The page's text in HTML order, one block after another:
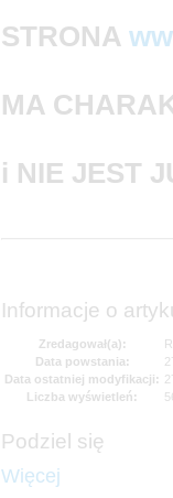
STRONA
MA
i NIE JEST
Informacje o
Zredagował(a):
Data powstania:
Data ostatniej modyfikacji:
Liczba wyświetleń:
Podziel się
Więcej